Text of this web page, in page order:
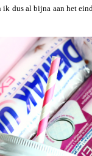
ik dus al bijna aan het